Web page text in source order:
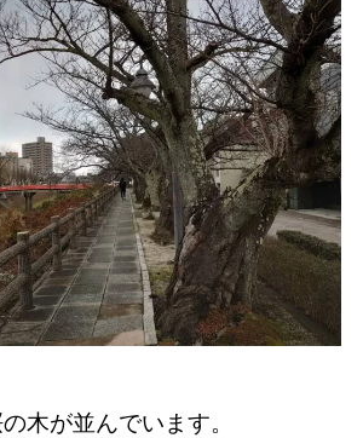
木が並んでいます。